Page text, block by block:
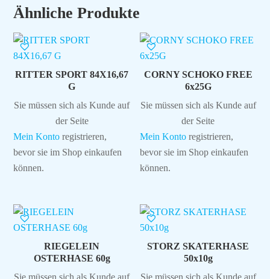
Ähnliche Produkte
RITTER SPORT 84X16,67
G
Sie müssen sich als Kunde auf
der Seite
Mein Konto registrieren,
bevor sie im Shop einkaufen
können.
CORNY SCHOKO FREE
6x25G
Sie müssen sich als Kunde auf
der Seite
Mein Konto registrieren,
bevor sie im Shop einkaufen
können.
RIEGELEIN
OSTERHASE 60g
Sie müssen sich als Kunde auf
STORZ SKATERHASE
50x10g
Sie müssen sich als Kunde auf